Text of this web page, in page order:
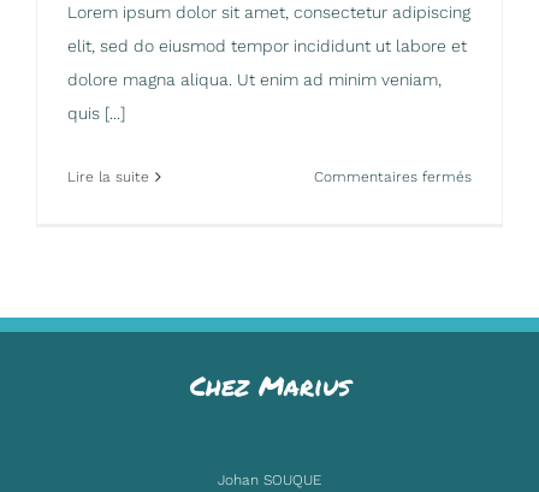
Lorem ipsum dolor sit amet, consectetur adipiscing
elit, sed do eiusmod tempor incididunt ut labore et
dolore magna aliqua. Ut enim ad minim veniam,
quis [...]
Lire la suite Commentaires ferméssur
Chez Marius
Johan SOUQUE